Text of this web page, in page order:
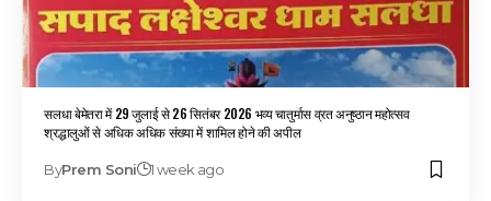
सलधा बेमेतरा में 29 जुलाई से 26 सितंबर 2026 भव्य चातुर्मास व्रत अनुष्ठान महोत्सव
श्रद्धालुओं से अधिक अधिक संख्या में शामिल होने की अपील
ByPrem Soni 1 week ago